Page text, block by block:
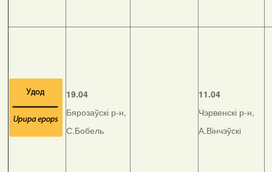
19.04
Бярозаўскі р-н,
С.Бобель
11.04
Чэрвенскі р-н,
А.Вінчэўскі